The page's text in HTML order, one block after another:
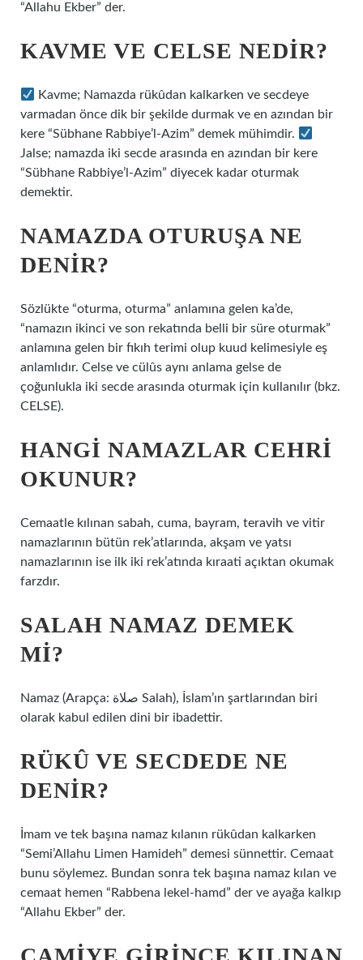
“Allahu Ekber” der.
KAVME VE CELSE NEDIR?
Kavme; Namazda rükûdan kalkarken ve secdeye
varmadan önce dik bir şekilde durmak ve en azından bir
kere “Sübhane Rabbiye’l-Azim” demek mühimdir.
Jalse; namazda iki secde arasında en azından bir kere
“Sübhane Rabbiye’l-Azim” diyecek kadar oturmak
demektir.
NAMAZDA OTURUŞA NE
DENIR?
Sözlükte “oturma, oturma” anlamına gelen ka’de,
“namazın ikinci ve son rekatında belli bir süre oturmak”
anlamına gelen bir fıkıh terimi olup kuud kelimesiyle eş
anlamlıdır. Celse ve cülûs aynı anlama gelse de
çoğunlukla iki secde arasında oturmak için kullanılır (bkz.
CELSE).
HANGI NAMAZLAR CEHRI
OKUNUR?
Cemaatle kılınan sabah, cuma, bayram, teravih ve vitir
namazlarının bütün rek’atlarında, akşam ve yatsı
namazlarının ise ilk iki rek’atında kıraati açıktan okumak
farzdır.
SALAH NAMAZ DEMEK
MI?
Namaz (Arapça: صلاة Salah), İslam’ın şartlarından biri
olarak kabul edilen dini bir ibadettir.
RÜKÛ VE SECDEDE NE
DENIR?
İmam ve tek başına namaz kılanın rükûdan kalkarken
“Semi’Allahu Limen Hamideh” demesi sünnettir. Cemaat
bunu söylemez. Bundan sonra tek başına namaz kılan ve
cemaat hemen “Rabbena lekel-hamd” der ve ayağa kalkıp
“Allahu Ekber” der.